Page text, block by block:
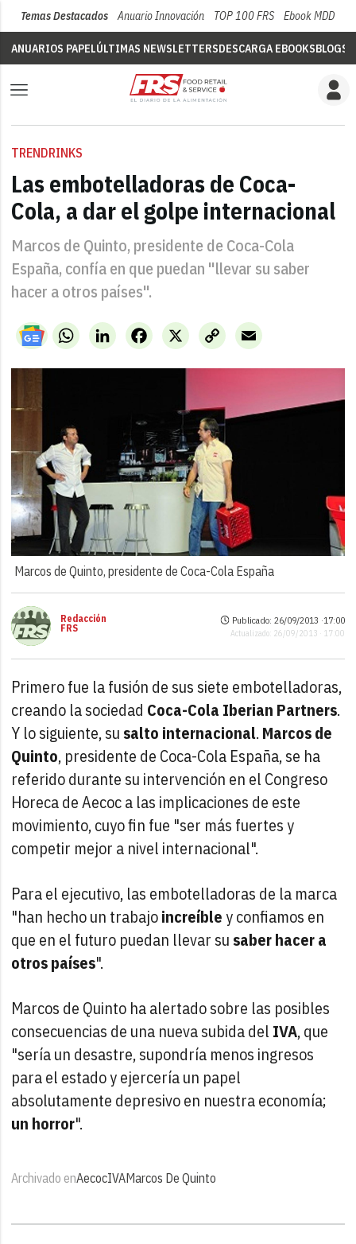
Temas Destacados Anuario Innovación TOP 100 FRS Ebook MDD
ANUARIOS PAPELÚLTIMAS NEWSLETTERSDESCARGA EBOOKSBLOGS
TRENDRINKS
Las embotelladoras de Coca-
Cola, a dar el golpe internacional
Marcos de Quinto, presidente de Coca-Cola
España, confía en que puedan "llevar su saber
hacer a otros países".
WhatsAppLinkedIn X
Facebook
Copy
Link
Email
Marcos de Quinto, presidente de Coca-Cola España
Redacción
FRS
Publicado: 26/09/2013 ·17:00
Actualizado: 26/09/2013 · 17:00
Primero fue la fusión de sus siete embotelladoras,
creando la sociedad Coca-Cola Iberian Partners.
Y lo siguiente, su salto internacional. Marcos de
Quinto, presidente de Coca-Cola España, se ha
referido durante su intervención en el Congreso
Horeca de Aecoc a las implicaciones de este
movimiento, cuyo fin fue "ser más fuertes y
competir mejor a nivel internacional".
Para el ejecutivo, las embotelladoras de la marca
"han hecho un trabajoincreíbley confiamos en
que en el futuro puedan llevar su saber hacer a
otros países".
Marcos de Quinto ha alertado sobre las posibles
consecuencias de una nueva subida del IVA, que
"sería un desastre, supondría menos ingresos
para el estado y ejercería un papel
absolutamente depresivo en nuestra economía;
un horror".
Archivado enAecocIVAMarcos De Quinto